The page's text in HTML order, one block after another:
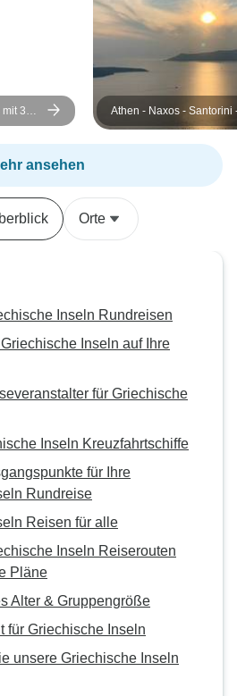
3
Athen - Naxos - Santorini
(Ägäische Juwelen)
ansehen
Orte
Inseln Rundreisen
Inseln auf Ihre
für Griechische
Inseln Kreuzfahrtschiffe
für Ihre
Rundreise
Reisen für alle
Inseln Reiserouten
Pläne
Alter & Gruppengröße
für Griechische Inseln
unsere Griechische Inseln